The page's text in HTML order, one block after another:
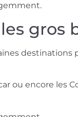
gros
ou encore les